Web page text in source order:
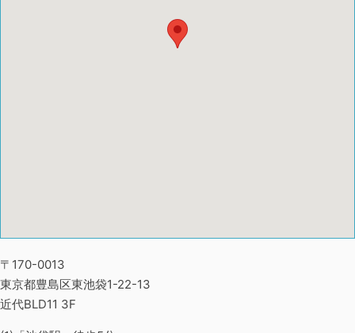
〒170-0013
東京都豊島区東池袋1-22-13
近代BLD11 3F